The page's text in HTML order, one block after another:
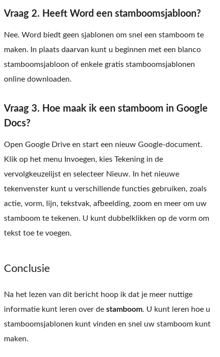
Vraag 2. Heeft Word een stamboomsjabloon?
Nee. Word biedt geen sjablonen om snel een stamboom te
maken. In plaats daarvan kunt u beginnen met een blanco
stamboomsjabloon of enkele gratis stamboomsjablonen
online downloaden.
Vraag 3. Hoe maak ik een stamboom in Google
Docs?
Open Google Drive en start een nieuw Google-document.
Klik op het menu Invoegen, kies Tekening in de
vervolgkeuzelijst en selecteer Nieuw. In het nieuwe
tekenvenster kunt u verschillende functies gebruiken, zoals
actie, vorm, lijn, tekstvak, afbeelding, zoom en meer om uw
stamboom te tekenen. U kunt dubbelklikken op de vorm om
tekst toe te voegen.
Conclusie
Na het lezen van dit bericht hoop ik dat je meer nuttige
informatie kunt leren over de stamboom. U kunt leren hoe u
stamboomsjablonen kunt vinden en snel uw stamboom kunt
maken.